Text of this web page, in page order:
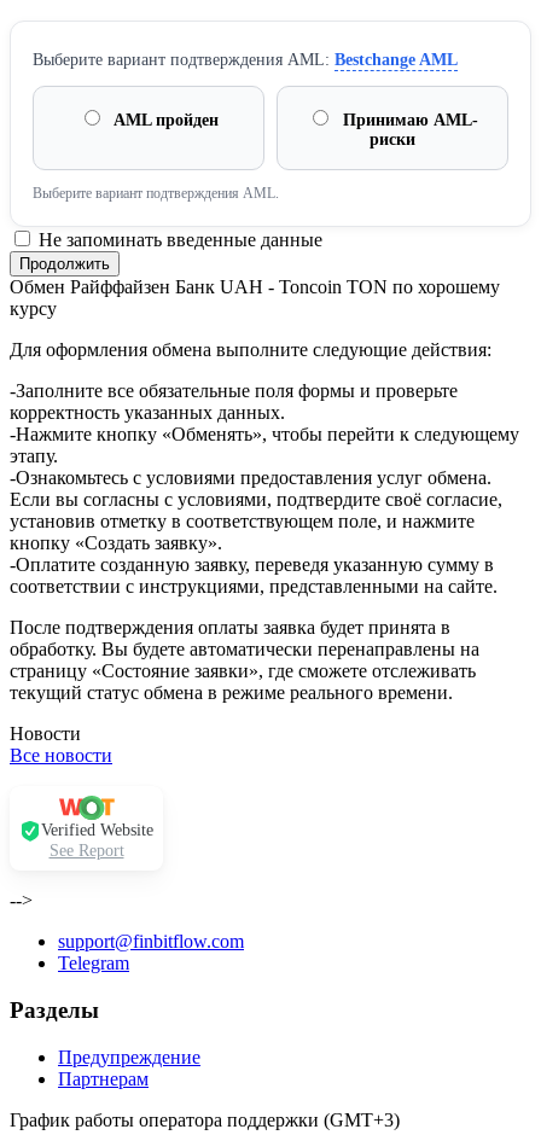
Выберите вариант подтверждения AML: Bestchange AML
AML пройден
Принимаю AML-
риски
Выберите вариант подтверждения AML.
Не запоминать введенные данные
Обмен Райффайзен Банк UAH - Toncoin TON по хорошему
курсу
Для оформления обмена выполните следующие действия:
-Заполните все обязательные поля формы и проверьте
корректность указанных данных.
-Нажмите кнопку «Обменять», чтобы перейти к следующему
этапу.
-Ознакомьтесь с условиями предоставления услуг обмена.
Если вы согласны с условиями, подтвердите своё согласие,
установив отметку в соответствующем поле, и нажмите
кнопку «Создать заявку».
-Оплатите созданную заявку, переведя указанную сумму в
соответствии с инструкциями, представленными на сайте.
После подтверждения оплаты заявка будет принята в
обработку. Вы будете автоматически перенаправлены на
страницу «Состояние заявки», где сможете отслеживать
текущий статус обмена в режиме реального времени.
Новости
Все новости
Verified Website
See Report
-->
support@finbitflow.com
Telegram
Разделы
Предупреждение
Партнерам
График работы оператора поддержки (GMT+3)